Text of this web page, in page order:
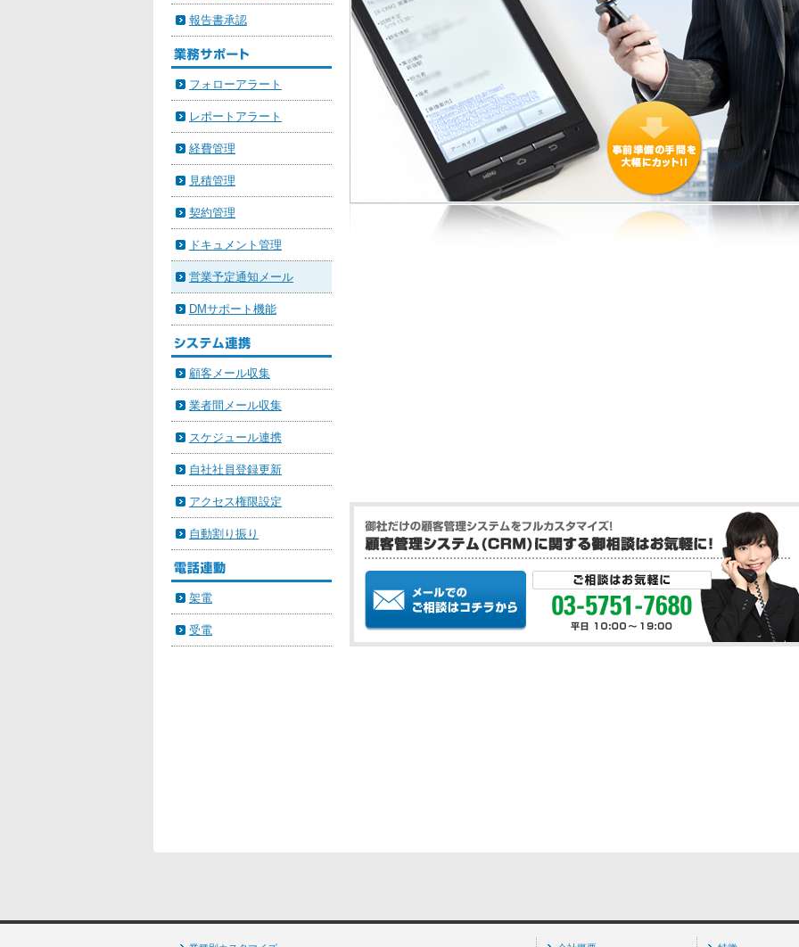
報告書承認
フォローアラート
レポートアラート
経費管理
見積管理
契約管理
ドキュメント管理
営業予定通知メール
DMサポート機能
顧客メール収集
業者間メール収集
スケジュール連携
自社社員登録更新
アクセス権限設定
自動割り振り
架電
受電